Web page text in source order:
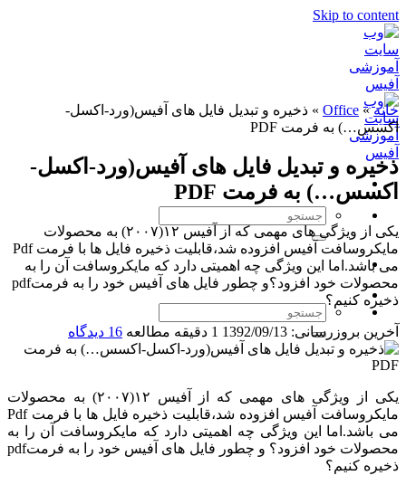
Skip to content
خانه»
Office
» ذخیره و تبدیل فایل های آفیس(ورد-اکسل-
اکسس…) به فرمت PDF
ذخیره و تبدیل فایل های آفیس(ورد-اکسل-
اکسس…) به فرمت PDF
یکی از ویژگی های مهمی که از آفیس ۱۲(۲۰۰۷) به محصولات
مایکروسافت آفیس افزوده شد،قابلیت ذخیره فایل ها با فرمت Pdf
می باشد.اما این ویژگی چه اهمیتی دارد که مایکروسافت آن را به
محصولات خود افزود؟و چطور فایل های آفیس خود را به فرمتpdf
ذخیره کنیم؟
آخرین بروزرسانی: 1392/09/13 1 دقیقه مطالعه 16 دیدگاه
یکی از ویژگی های مهمی که از آفیس ۱۲(۲۰۰۷) به محصولات
مایکروسافت آفیس افزوده شد،قابلیت ذخیره فایل ها با فرمت Pdf
می باشد.اما این ویژگی چه اهمیتی دارد که مایکروسافت آن را به
محصولات خود افزود؟ و چطور فایل های آفیس خود را به فرمتpdf
ذخیره کنیم؟